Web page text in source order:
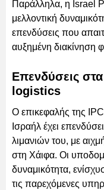
Παράλληλα, η Israel
μελλοντική
επενδύσεις που
αυξημένη διακίνηση
Επενδύσεις στα
logistics
Ο επικεφαλής της IPC
Ισραήλ έχει
λιμανιών του, με
στη Χάιφα. Οι
δυναμικότητα,
τις παρεχόμενες